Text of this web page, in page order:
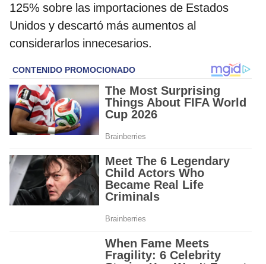
125% sobre las importaciones de Estados
Unidos y descartó más aumentos al
considerarlos innecesarios.